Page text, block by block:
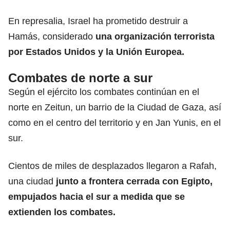
En represalia, Israel ha prometido destruir a
Hamás, considerado una organización terrorista
por Estados Unidos y la Unión Europea.
Combates de norte a sur
Según el ejército los combates continúan en el
norte en Zeitun, un barrio de la Ciudad de Gaza, así
como en el centro del territorio y en Jan Yunis, en el
sur.
Cientos de miles de desplazados llegaron a Rafah,
una ciudad junto a frontera cerrada con Egipto,
empujados hacia el sur a medida que se
extienden los combates.